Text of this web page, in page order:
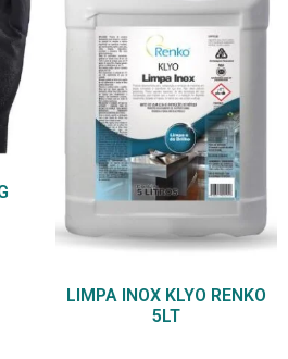
LIMPA INOX KLYO RENKO
5LT